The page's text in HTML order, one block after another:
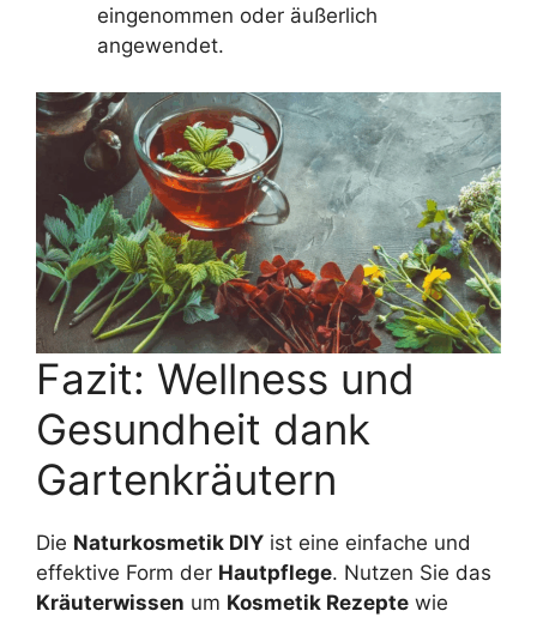
eingenommen oder äußerlich
angewendet.
Fazit: Wellness und
Gesundheit dank
Gartenkräutern
Die Naturkosmetik DIY ist eine einfache und
effektive Form der Hautpflege. Nutzen Sie das
Kräuterwissen um Kosmetik Rezepte wie